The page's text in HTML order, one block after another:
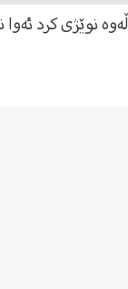
نوێژى كرد